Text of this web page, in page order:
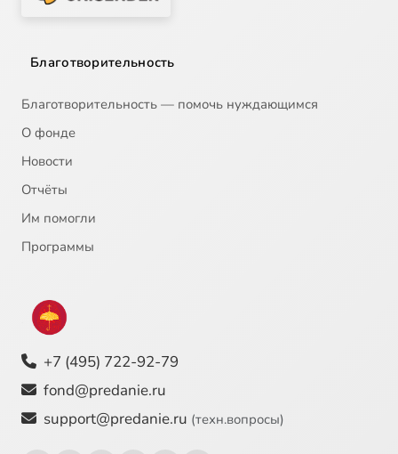
Благотворительность
Благотворительность — помочь нуждающимся
О фонде
Новости
Отчёты
Им помогли
Программы
+7 (495) 722-92-79
fond@predanie.ru
support@predanie.ru (техн.вопросы)